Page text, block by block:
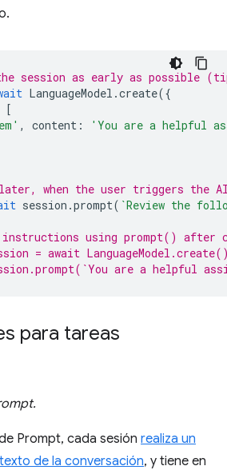
session as early as possible
LanguageModel .create({
[
, content :
'You are a helpful
later, when the user triggers the
session .prompt( `Review the
instructions using prompt() after
= await
are a helpful
para tareas
Prompt, cada sesión realiza un
de la conversación, y tiene en